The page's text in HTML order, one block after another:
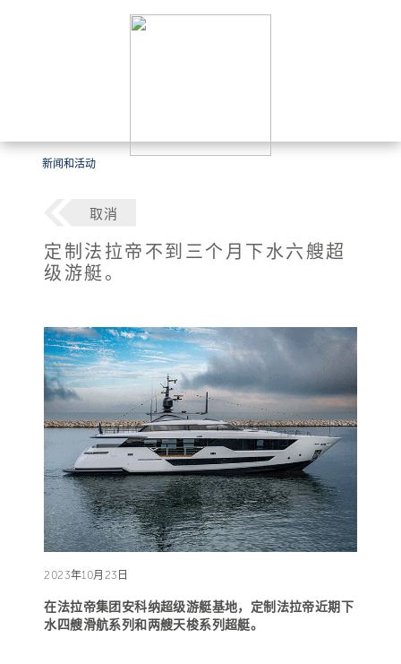
新闻和活动
取消
定制法拉帝不到三个月下水六艘超
级游艇。
2023年10月23日
在法拉帝集团安科纳超级游艇基地，定制法拉帝近期下
水四艘滑航系列和两艘天梭系列超艇。